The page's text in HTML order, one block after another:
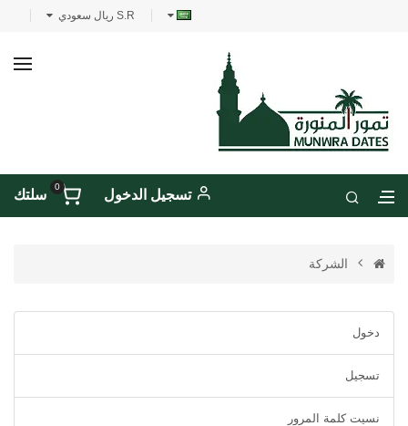
S.R ريال سعودي
سلتك
0
تسجيل الدخول
الشركة
دخول
تسجيل
نسيت كلمة المرور